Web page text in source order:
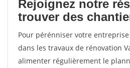
Rejoignez notre
trouver des
Pour pérénniser votre
dans les travaux de rénovation
alimenter régulièrement le